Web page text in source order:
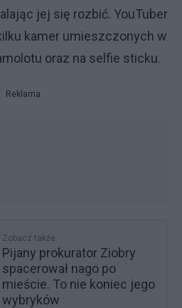
jej się rozbić. YouTuber
kamer umieszczonych w
oraz na selfie sticku.
Reklama
Zobacz także
Pijany prokurator Ziobry
spacerował nago po
mieście. To nie koniec jego
wybryków